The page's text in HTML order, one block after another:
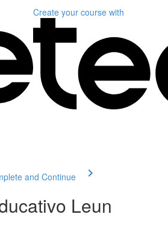
Create your course with
and Continue
Leun